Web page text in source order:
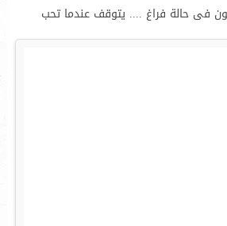
فى حالة فراغ .... يتوقف عندما تحب